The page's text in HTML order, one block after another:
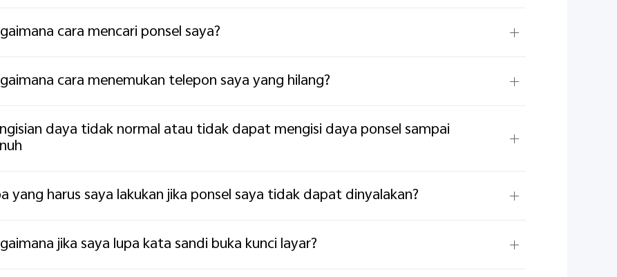
cara mencari ponsel saya?
cara menemukan telepon saya yang hilang?
daya tidak normal atau tidak dapat mengisi daya ponsel sampai
yang harus saya lakukan jika ponsel saya tidak dapat dinyalakan?
jika saya lupa kata sandi buka kunci layar?